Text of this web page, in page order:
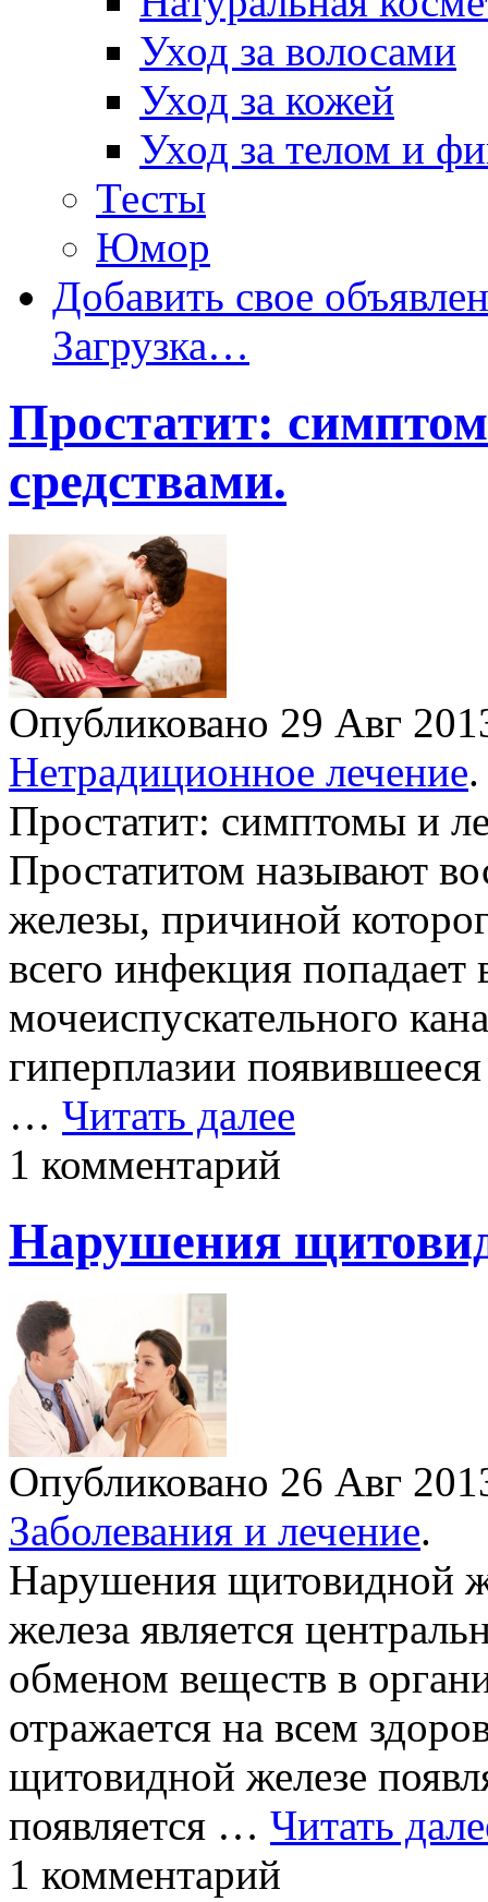
Уход за волосами
Уход за кожей
Уход за телом и
Тесты
Юмор
Добавить свое
Загрузка…
Простатит:
средствами.
Опубликовано 29 Авг
Нетрадиционное лечение.
Простатит: симптомы и
Простатитом называют
железы, причиной
всего инфекция попадает
мочеиспускательного
гиперплазии
… Читать далее
1 комментарий
Нарушения
Опубликовано 26 Авг
Заболевания и лечение.
Нарушения щитовидной
железа является
обменом веществ в
отражается на всем
щитовидной железе
появляется … Читать
1 комментарий